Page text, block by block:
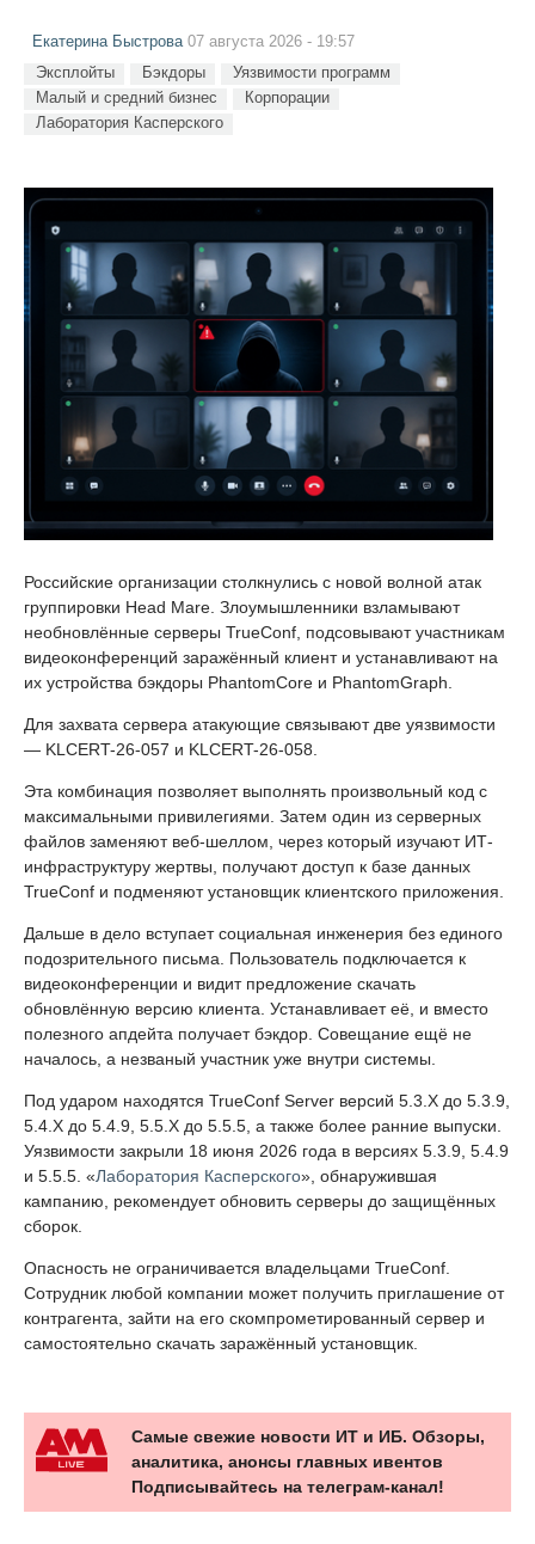
Екатерина Быстрова07 августа 2026 - 19:57
Эксплойты Бэкдоры
Уязвимости программ
Малый и средний бизнес
Корпорации
Лаборатория Касперского
Российские организации столкнулись с новой волной атак
группировки Head Mare. Злоумышленники взламывают
необновлённые серверы TrueConf, подсовывают участникам
видеоконференций заражённый клиент и устанавливают на
их устройства бэкдоры PhantomCore и PhantomGraph.
Для захвата сервера атакующие связывают две уязвимости
— KLCERT-26-057 и KLCERT-26-058.
Эта комбинация позволяет выполнять произвольный код с
максимальными привилегиями. Затем один из серверных
файлов заменяют веб-шеллом, через который изучают ИТ-
инфраструктуру жертвы, получают доступ к базе данных
TrueConf и подменяют установщик клиентского приложения.
Дальше в дело вступает социальная инженерия без единого
подозрительного письма. Пользователь подключается к
видеоконференции и видит предложение скачать
обновлённую версию клиента. Устанавливает её, и вместо
полезного апдейта получает бэкдор. Совещание ещё не
началось, а незваный участник уже внутри системы.
Под ударом находятся TrueConf Server версий 5.3.X до 5.3.9,
5.4.X до 5.4.9, 5.5.X до 5.5.5, а также более ранние выпуски.
Уязвимости закрыли 18 июня 2026 года в версиях 5.3.9, 5.4.9
и 5.5.5. «Лаборатория Касперского», обнаружившая
кампанию, рекомендует обновить серверы до защищённых
сборок.
Опасность не ограничивается владельцами TrueConf.
Сотрудник любой компании может получить приглашение от
контрагента, зайти на его скомпрометированный сервер и
самостоятельно скачать заражённый установщик.
Самые свежие новости ИТ и ИБ. Обзоры,
аналитика, анонсы главных ивентов
Подписывайтесь на телеграм-канал!